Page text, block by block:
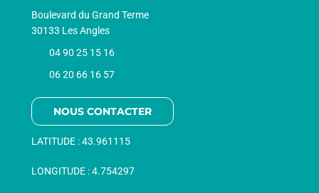
Boulevard du Grand Terme
30133 Les Angles
04 90 25 15 16
06 20 66 16 57
NOUS CONTACTER
LATITUDE :43.961115
LONGITUDE :4.754297